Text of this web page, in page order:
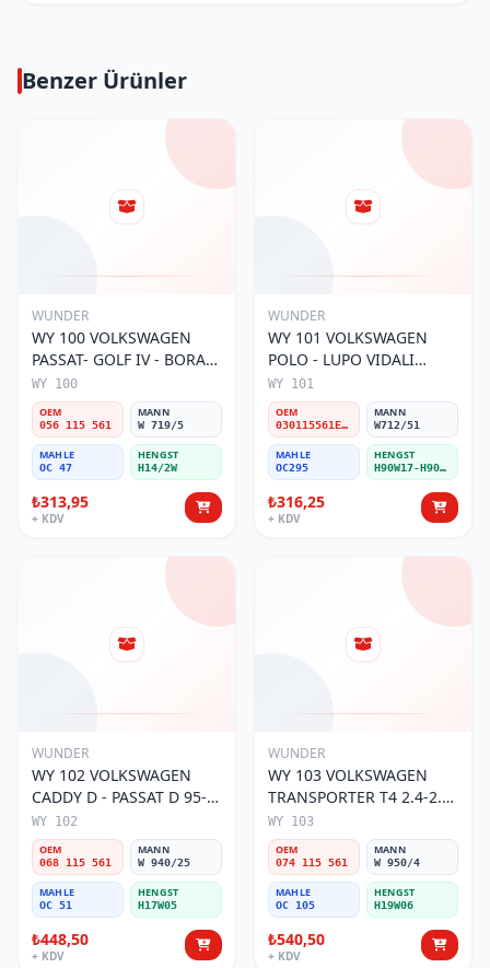
Benzer Ürünler
WUNDER
WY 100 VOLKSWAGEN
PASSAT- GOLF IV - BORA
056 115 561 Yağ Filtresi
WY 100
OEM
056 115 561
MANN
W 719/5
MAHLE
OC 47
HENGST
H14/2W
₺313,95
+ KDV
WUNDER
WY 101 VOLKSWAGEN
POLO - LUPO VIDALI
030115561E Yağ Filtresi
WY 101
OEM
030115561E / 030115561AA / 030115561AB / 030115561AD
MANN
W712/51
MAHLE
OC295
HENGST
H90W17-H90W11
₺316,25
+ KDV
WUNDER
WY 102 VOLKSWAGEN
CADDY D - PASSAT D 95-
01 068 115 561 Yağ
Filtresi
WY 102
OEM
068 115 561
MANN
W 940/25
MAHLE
OC 51
HENGST
H17W05
₺448,50
+ KDV
WUNDER
WY 103 VOLKSWAGEN
TRANSPORTER T4 2.4-2.5
MOTOR 074 115 561 Yağ
Filtresi
WY 103
OEM
074 115 561
MANN
W 950/4
MAHLE
OC 105
HENGST
H19W06
₺540,50
+ KDV